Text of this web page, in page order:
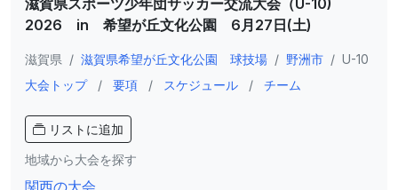
滋賀県スポーツ少年団サッカー交流大会（U-10)
2026 in 希望が丘文化公園 6月27日(土)
滋賀県 / 滋賀県希望が丘文化公園 球技場 / 野洲市 / U-10
大会トップ
/ 要項 / スケジュール / チーム
リストに追加
地域から大会を探す
関西の大会